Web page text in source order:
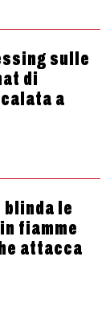
sulle
di
a
blinda le
fiamme
attacca